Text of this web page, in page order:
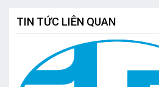
TIN TỨC LIÊN QUAN